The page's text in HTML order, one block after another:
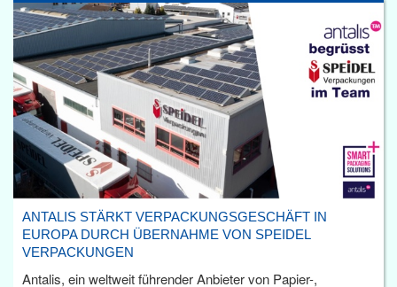
ANTALIS STÄRKT VERPACKUNGSGESCHÄFT IN
EUROPA DURCH ÜBERNAHME VON SPEIDEL
VERPACKUNGEN
Antalis, ein weltweit führender Anbieter von Papier-,